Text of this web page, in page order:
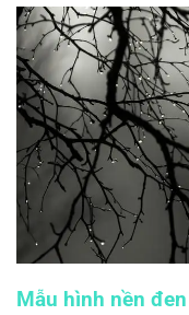
Mẫu hình nền